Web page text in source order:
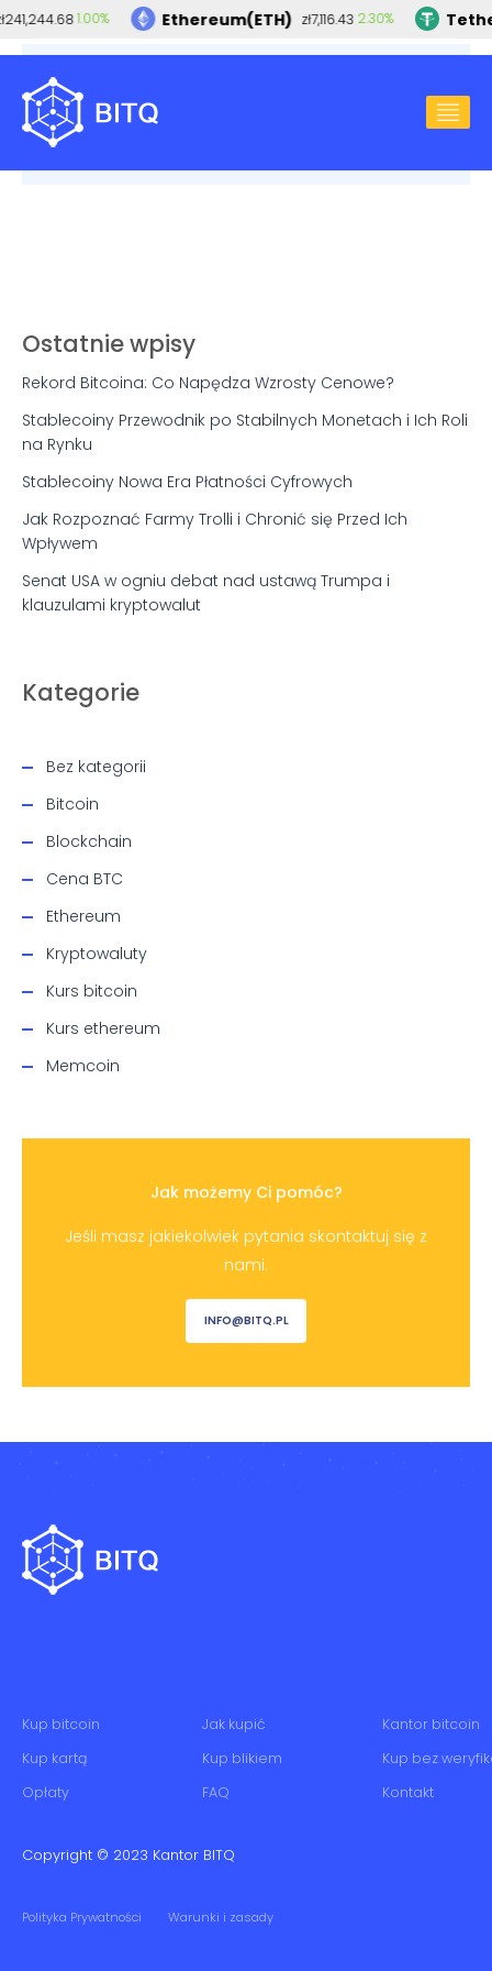
2024-06-04
Czy kurs ETH wystrzeli w górę? Ponad 800 000
etherów opuszcza giełdy
Ostatnie wpisy
Rekord Bitcoina: Co Napędza Wzrosty Cenowe?
Stablecoiny Przewodnik po Stabilnych Monetach i Ich Roli
na Rynku
Stablecoiny Nowa Era Płatności Cyfrowych
Jak Rozpoznać Farmy Trolli i Chronić się Przed Ich
Wpływem
Senat USA w ogniu debat nad ustawą Trumpa i
klauzulami kryptowalut
Kategorie
Bez kategorii
Bitcoin
Blockchain
Cena BTC
Ethereum
Kryptowaluty
Kurs bitcoin
Kurs ethereum
Memcoin
Jak możemy Ci pomóc?
Jeśli masz jakiekolwiek pytania skontaktuj się z
nami.
INFO@BITQ.PL
Kup bitcoin Jak kupić
Kantor bitcoin
Kup kartą
Kup blikiem
Kup bez
Opłaty
FAQ Kontakt
Copyright © 2023 Kantor BITQ
Polityka Prywatności Warunki i zasady
1.00% Ethereum(ETH) zł7,116.432.30%